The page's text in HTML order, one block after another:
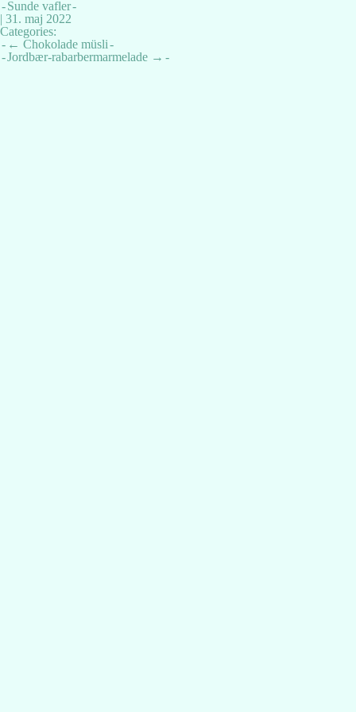
Sunde vafler
| 31. maj 2022
Categories:
Indlægsnavigation
← Chokolade müsli
Jordbær-rabarbermarmelade →